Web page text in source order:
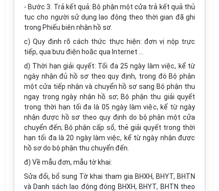
- Bước 3. Trả kết quả: Bộ phận một cửa trả kết quả thủ
tục cho người sử dụng lao động theo thời gian đã ghi
trong Phiếu biên nhận hồ sơ.
c) Quy định rõ cách thức thực hiện: đơn vị nộp trực
tiếp, qua bưu điện hoặc qua Internet …
d) Thời hạn giải quyết: Tối đa 25 ngày làm việc, kể từ
ngày nhận đủ hồ sơ theo quy định, trong đó Bộ phận
một cửa tiếp nhận và chuyển hồ sơ sang Bộ phận thu
ngay trong ngày nhận hồ sơ; Bộ phận thu giải quyết
trong thời hạn tối đa là 05 ngày làm việc, kể từ ngày
nhận được hồ sơ theo quy định do bộ phận một cửa
chuyển đến; Bộ phận cấp sổ, thẻ giải quyết trong thời
hạn tối đa là 20 ngày làm việc, kể từ ngày nhận được
hồ sơ do bộ phận thu chuyển đến.
đ) Về mẫu đơn, mẫu tờ khai:
Sửa đổi, bổ sung Tờ khai tham gia BHXH, BHYT, BHTN
và Danh sách lao động đóng BHXH, BHYT, BHTN theo